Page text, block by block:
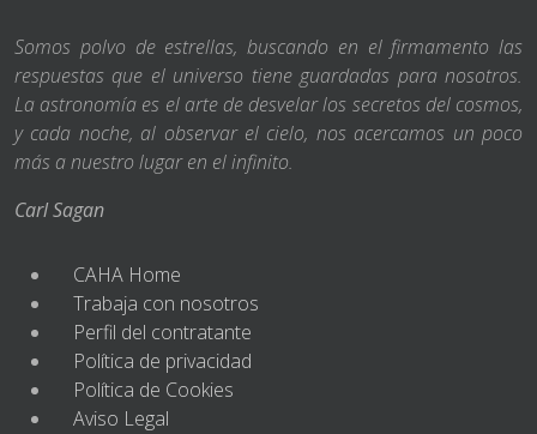
Somos polvo de estrellas, buscando en el firmamento las
respuestas que el universo tiene guardadas para nosotros.
La astronomía es el arte de desvelar los secretos del cosmos,
y cada noche, al observar el cielo, nos acercamos un poco
más a nuestro lugar en el infinito.
Carl Sagan
CAHA Home
Trabaja con nosotros
Perfil del contratante
Política de privacidad
Política de Cookies
Aviso Legal